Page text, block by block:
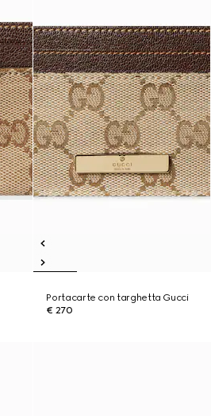
Portacarte con targhetta Gucci
€ 270